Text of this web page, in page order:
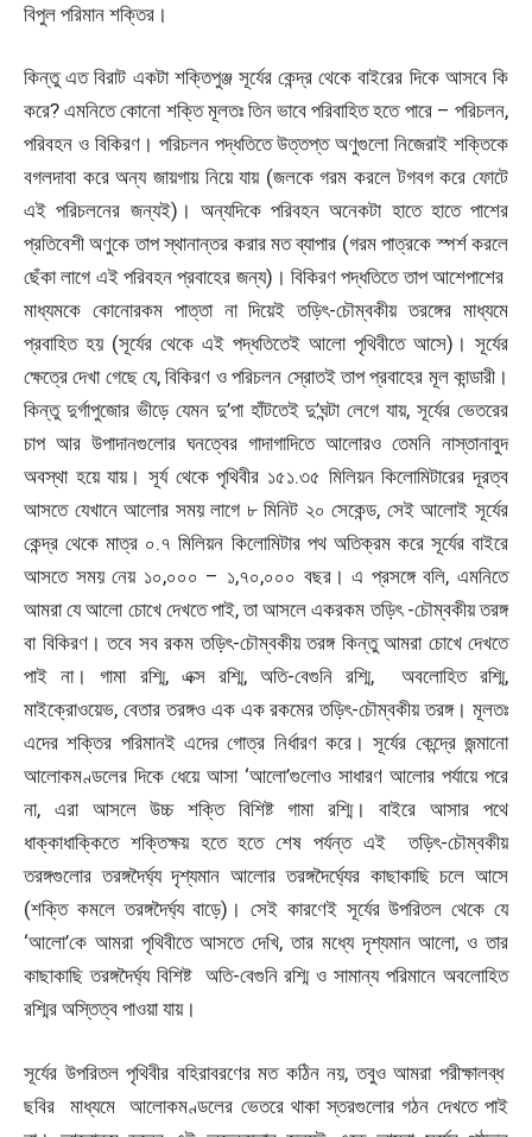
বিপুল পরিমান শক্তির।
কিন্তু এত বিরাট একটা শক্তিপুঞ্জ সূর্যের কেন্দ্র থেকে বাইরের দিকে আসবে কি
করে? এমনিতে কোনো শক্তি মূলতঃ তিন ভাবে পরিবাহিত হতে পারে – পরিচলন,
পরিবহন ও বিকিরণ। পরিচলন পদ্ধতিতে উত্তপ্ত অণুগুলো নিজেরাই শক্তিকে
বগলদাবা করে অন্য জায়গায় নিয়ে যায় (জলকে গরম করলে টগবগ করে ফোটে
এই পরিচলনের জন্যই)। অন্যদিকে পরিবহন অনেকটা হাতে হাতে পাশের
প্রতিবেশী অণুকে তাপ স্থানান্তর করার মত ব্যাপার (গরম পাত্রকে স্পর্শ করলে
ছেঁকা লাগে এই পরিবহন প্রবাহের জন্য)। বিকিরণ পদ্ধতিতে তাপ আশেপাশের
মাধ্যমকে কোনোরকম পাত্তা না দিয়েই তড়িৎ-চৌম্বকীয় তরঙ্গের মাধ্যমে
প্রবাহিত হয় (সূর্যের থেকে এই পদ্ধতিতেই আলো পৃথিবীতে আসে)। সূর্যের
ক্ষেত্রে দেখা গেছে যে, বিকিরণ ও পরিচলন স্রোতই তাপ প্রবাহের মূল কান্ডারী।
কিন্তু দুর্গাপুজোর ভীড়ে যেমন দু’পা হাঁটতেই দু’ঘন্টা লেগে যায়, সূর্যের ভেতরের
চাপ আর উপাদানগুলোর ঘনত্বের গাদাগাদিতে আলোরও তেমনি নাস্তানাবুদ
অবস্থা হয়ে যায়। সূর্য থেকে পৃথিবীর ১৫১.৩৫ মিলিয়ন কিলোমিটারের দূরত্ব
আসতে যেখানে আলোর সময় লাগে ৮ মিনিট ২০ সেকেন্ড, সেই আলোই সূর্যের
কেন্দ্র থেকে মাত্র ০.৭ মিলিয়ন কিলোমিটার পথ অতিক্রম করে সূর্যের বাইরে
আসতে সময় নেয় ১০,০০০ – ১,৭০,০০০ বছর। এ প্রসঙ্গে বলি, এমনিতে
আমরা যে আলো চোখে দেখতে পাই, তা আসলে একরকম তড়িৎ -চৌম্বকীয় তরঙ্গ
বা বিকিরণ। তবে সব রকম তড়িৎ-চৌম্বকীয় তরঙ্গ কিন্তু আমরা চোখে দেখতে
পাই না। গামা রশ্মি, এক্স রশ্মি, অতি-বেগুনি রশ্মি, অবলোহিত রশ্মি,
মাইক্রোওয়েভ, বেতার তরঙ্গও এক এক রকমের তড়িৎ-চৌম্বকীয় তরঙ্গ। মূলতঃ
এদের শক্তির পরিমানই এদের গোত্র নির্ধারণ করে। সূর্যের কেন্দ্রে জন্মানো
আলোকমণ্ডলের দিকে ধেয়ে আসা ‘আলো’গুলোও সাধারণ আলোর পর্যায়ে পরে
না, এরা আসলে উচ্চ শক্তি বিশিষ্ট গামা রশ্মি। বাইরে আসার পথে
ধাক্কাধাক্কিতে শক্তিক্ষয় হতে হতে শেষ পর্যন্ত এই তড়িৎ-চৌম্বকীয়
তরঙ্গগুলোর তরঙ্গদৈর্ঘ্য দৃশ্যমান আলোর তরঙ্গদৈর্ঘ্যের কাছাকাছি চলে আসে
(শক্তি কমলে তরঙ্গদৈর্ঘ্য বাড়ে)। সেই কারণেই সূর্যের উপরিতল থেকে যে
‘আলো’কে আমরা পৃথিবীতে আসতে দেখি, তার মধ্যে দৃশ্যমান আলো, ও তার
কাছাকাছি তরঙ্গদৈর্ঘ্য বিশিষ্ট অতি-বেগুনি রশ্মি ও সামান্য পরিমানে অবলোহিত
রশ্মির অস্তিত্ব পাওয়া যায়।
সূর্যের উপরিতল পৃথিবীর বহিরাবরণের মত কঠিন নয়, তবুও আমরা পরীক্ষালব্ধ
ছবির মাধ্যমে আলোকমণ্ডলের ভেতরে থাকা স্তরগুলোর গঠন দেখতে পাই